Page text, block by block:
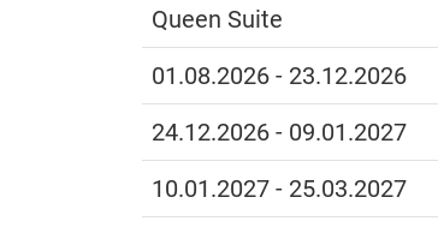
Queen Suite
01.08.2026 - 23.12.2026
24.12.2026 - 09.01.2027
10.01.2027 - 25.03.2027